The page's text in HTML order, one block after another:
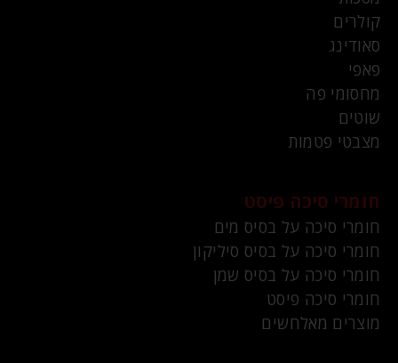
קולרים
סאודינג
פאפי
מחסומי פה
שוטים
מצבטי פטמות
חומרי סיכה פיסט
חומרי סיכה על בסיס מים
חומרי סיכה על בסיס סיליקון
חומרי סיכה על בסיס שמן
חומרי סיכה פיסט
מוצרים מאלחשים